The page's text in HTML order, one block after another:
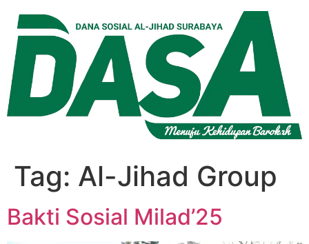
konten
Tag: Al-Jihad Group
Bakti Sosial Milad’25